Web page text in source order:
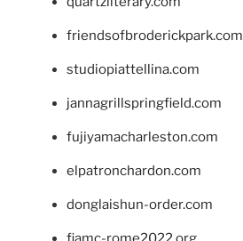
friendsofbroderickpark.com
studiopiattellina.com
jannagrillspringfield.com
fujiyamacharleston.com
elpatronchardon.com
donglaishun-order.com